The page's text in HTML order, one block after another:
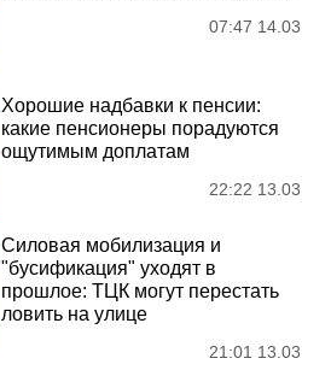
07:47 14.03
Хорошие надбавки к пенсии:
какие пенсионеры порадуются
ощутимым доплатам
22:22 13.03
Силовая мобилизация и
"бусификация" уходят в
прошлое: ТЦК могут перестать
ловить на улице
21:01 13.03